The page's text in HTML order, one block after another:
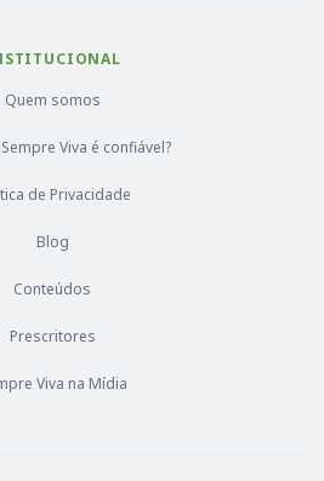
Quem somos
Viva é confiável?
de Privacidade
Blog
Conteúdos
Prescritores
Viva na Mídia